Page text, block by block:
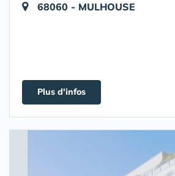
68060 - MULHOUSE
Plus d'infos